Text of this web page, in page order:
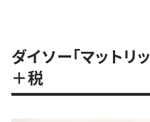
ダイソー「マットリ
＋税